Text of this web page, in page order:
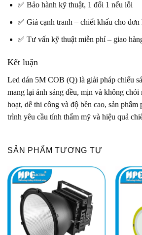
✅ Bảo hành kỹ thuật, 1 đổi 1 nếu lỗi
✅ Giá cạnh tranh – chiết khấu cho
✅ Tư vấn kỹ thuật miễn phí – giao
Kết luận
Led dán 5M COB (Q) là giải pháp chiếu
mang lại ánh sáng đều, mịn và không
hoạt, dễ thi công và độ bền cao, sản
trình yêu cầu tính thẩm mỹ và hiệu quả
SẢN PHẨM TƯƠNG TỰ